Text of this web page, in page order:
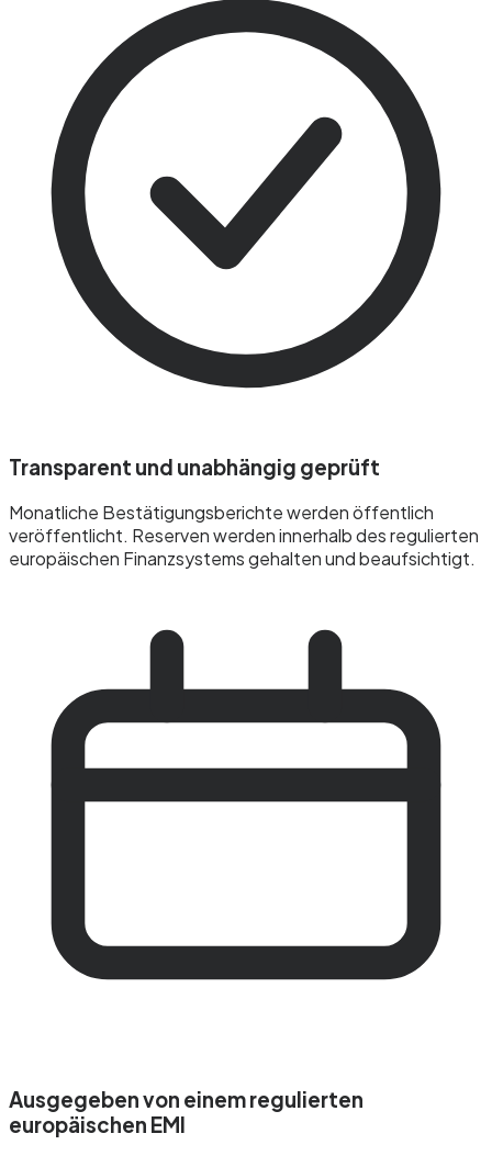
Transparent und unabhängig geprüft
Monatliche Bestätigungsberichte werden öffentlich
veröffentlicht. Reserven werden innerhalb des regulierten
europäischen Finanzsystems gehalten und beaufsichtigt.
Ausgegeben von einem regulierten
europäischen EMI